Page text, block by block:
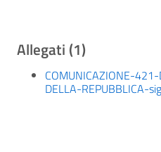
Allegati (1)
COMUNICAZIONE-
DELLA-REPUBBLICA-